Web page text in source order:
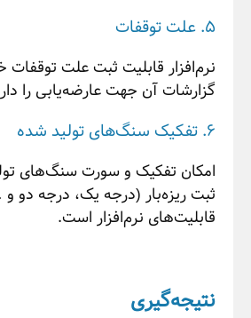
5. علت توقفات
نرم‌افزار قابلیت ثبت علت توقفات
گزارشات آن جهت عارضه‌یابی را
6. تفکیک سنگ‌های تولید شده
امکان تفکیک و سورت سنگ‌های
ثبت ریزه‌بار (درجه یک، درجه دو و
قابلیت‌های نرم‌افزار است.
نتیجه‌گیری